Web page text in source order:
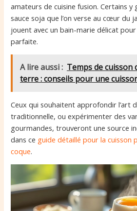
amateurs de cuisine fusion. Certains
sauce soja que l’on verse au cœur du
jouent avec un bain-marie délicat
parfaite.
A lire aussi : Temps de cuisson
terre : conseils pour une
Ceux qui souhaitent approfondir l’art
traditionnelle, ou expérimenter des
gourmandes, trouveront une source
dans ce guide détaillé pour la cuisson
coque.